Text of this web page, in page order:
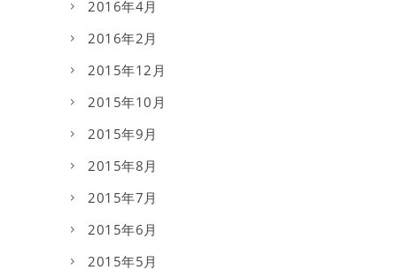
2016年4月
2016年2月
2015年12月
2015年10月
2015年9月
2015年8月
2015年7月
2015年6月
2015年5月